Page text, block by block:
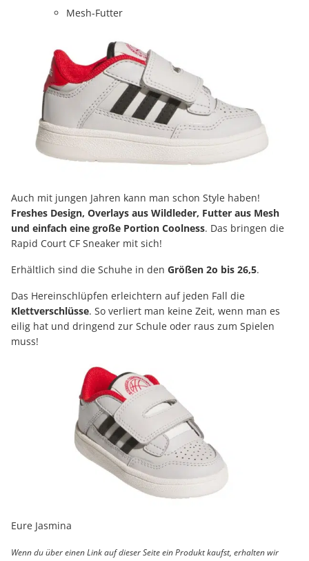
Mesh-Futter
Auch mit jungen Jahren kann man schon Style haben!
Freshes Design, Overlays aus Wildleder, Futter aus Mesh
und einfach eine große Portion Coolness. Das bringen die
Rapid Court CF Sneaker mit sich!
Erhältlich sind die Schuhe in den Größen 2o bis 26,5.
Das Hereinschlüpfen erleichtern auf jeden Fall die
Klettverschlüsse. So verliert man keine Zeit, wenn man es
eilig hat und dringend zur Schule oder raus zum Spielen
muss!
Eure Jasmina
Wenn du über einen Link auf dieser Seite ein Produkt kaufst, erhalten wir